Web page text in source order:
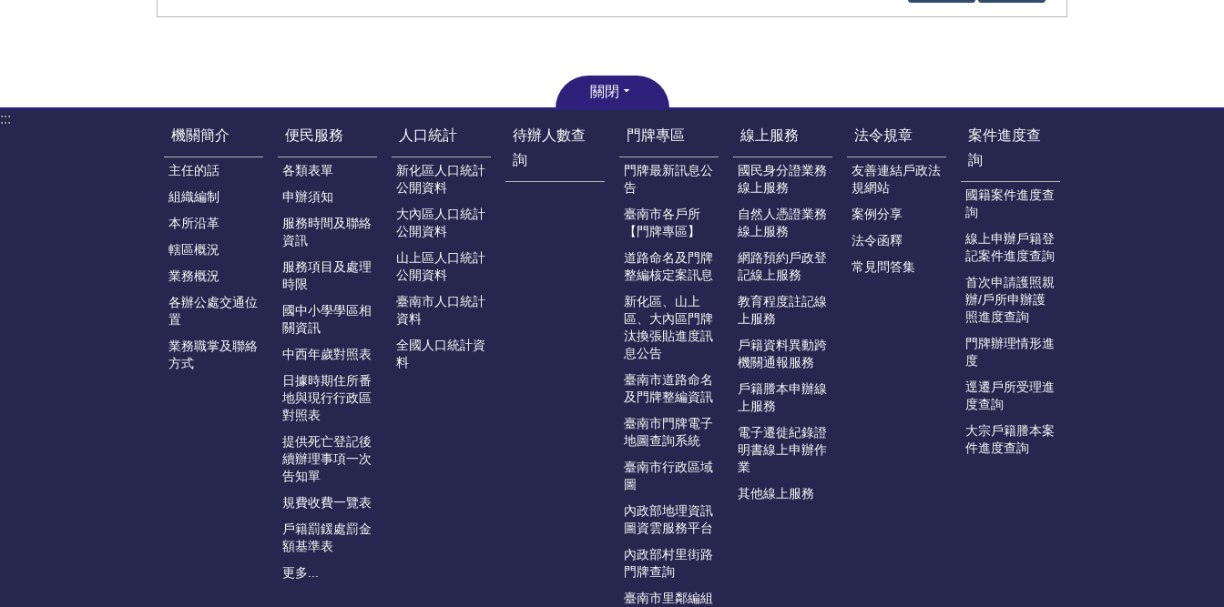
關閉
:::
機關簡介
主任的話
組織編制
本所沿革
轄區概況
業務概況
各辦公處交通位
置
業務職掌及聯絡
方式
便民服務
各類表單
申辦須知
服務時間及聯絡
資訊
服務項目及處理
時限
國中小學學區相
關資訊
中西年歲對照表
日據時期住所番
地與現行行政區
對照表
提供死亡登記後
續辦理事項一次
告知單
規費收費一覽表
戶籍罰鍰處罰金
額基準表
更多...
人口統計
新化區人口統計
公開資料
大內區人口統計
公開資料
山上區人口統計
公開資料
臺南市人口統計
資料
全國人口統計資
料
待辦人數查
詢
門牌專區
門牌最新訊息公
告
臺南市各戶所
【門牌專區】
道路命名及門牌
整編核定案訊息
新化區、山上
區、大內區門牌
汰換張貼進度訊
息公告
臺南市道路命名
及門牌整編資訊
臺南市門牌電子
地圖查詢系統
臺南市行政區域
圖
內政部地理資訊
圖資雲服務平台
內政部村里街路
門牌查詢
臺南市里鄰編組
線上服務
國民身分證業務
線上服務
自然人憑證業務
線上服務
網路預約戶政登
記線上服務
教育程度註記線
上服務
戶籍資料異動跨
機關通報服務
戶籍謄本申辦線
上服務
電子遷徙紀錄證
明書線上申辦作
業
其他線上服務
法令規章
友善連結戶政法
規網站
案例分享
法令函釋
常見問答集
案件進度查
詢
國籍案件進度查
詢
線上申辦戶籍登
記案件進度查詢
首次申請護照親
辦/戶所申辦護
照進度查詢
門牌辦理情形進
度
逕遷戶所受理進
度查詢
大宗戶籍謄本案
件進度查詢